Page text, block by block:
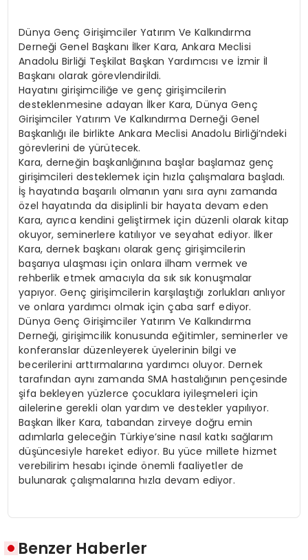
Dünya Genç Girişimciler Yatırım Ve Kalkındırma
Derneği Genel Başkanı İlker Kara, Ankara Meclisi
Anadolu Birliği Teşkilat Başkan Yardımcısı ve İzmir İl
Başkanı olarak görevlendirildi.
Hayatını girişimciliğe ve genç girişimcilerin
desteklenmesine adayan İlker Kara, Dünya Genç
Girişimciler Yatırım Ve Kalkındırma Derneği Genel
Başkanlığı ile birlikte Ankara Meclisi Anadolu Birliği’ndeki
görevlerini de yürütecek.
Kara, derneğin başkanlığınına başlar başlamaz genç
girişimcileri desteklemek için hızla çalışmalara başladı.
İş hayatında başarılı olmanın yanı sıra aynı zamanda
özel hayatında da disiplinli bir hayata devam eden
Kara, ayrıca kendini geliştirmek için düzenli olarak kitap
okuyor, seminerlere katılıyor ve seyahat ediyor. İlker
Kara, dernek başkanı olarak genç girişimcilerin
başarıya ulaşması için onlara ilham vermek ve
rehberlik etmek amacıyla da sık sık konuşmalar
yapıyor. Genç girişimcilerin karşılaştığı zorlukları anlıyor
ve onlara yardımcı olmak için çaba sarf ediyor.
Dünya Genç Girişimciler Yatırım Ve Kalkındırma
Derneği, girişimcilik konusunda eğitimler, seminerler ve
konferanslar düzenleyerek üyelerinin bilgi ve
becerilerini arttırmalarına yardımcı oluyor. Dernek
tarafından aynı zamanda SMA hastalığının pençesinde
şifa bekleyen yüzlerce çocuklara iyileşmeleri için
ailelerine gerekli olan yardım ve destekler yapılıyor.
Başkan İlker Kara, tabandan zirveye doğru emin
adımlarla geleceğin Türkiye’sine nasıl katkı sağlarım
düşüncesiyle hareket ediyor. Bu yüce millete hizmet
verebilirim hesabı içinde önemli faaliyetler de
bulunarak çalışmalarına hızla devam ediyor.
Benzer Haberler